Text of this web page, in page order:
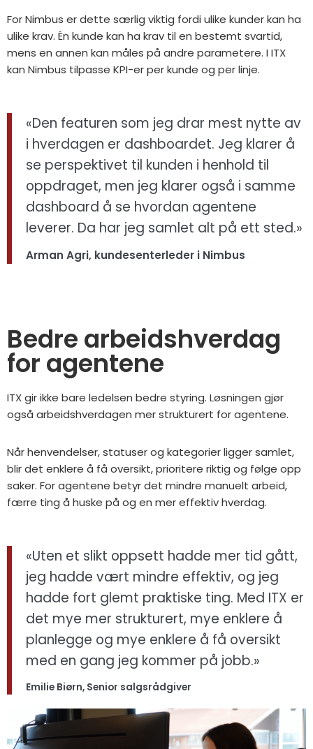
For Nimbus er dette særlig viktig fordi ulike kunder kan ha
ulike krav. Én kunde kan ha krav til en bestemt svartid,
mens en annen kan måles på andre parametere. I ITX
kan Nimbus tilpasse KPI-er per kunde og per linje.
«Den featuren som jeg drar mest nytte av
i hverdagen er dashboardet. Jeg klarer å
se perspektivet til kunden i henhold til
oppdraget, men jeg klarer også i samme
dashboard å se hvordan agentene
leverer. Da har jeg samlet alt på ett sted.»
Arman Agri, kundesenterleder i Nimbus
Bedre arbeidshverdag
for agentene
ITX gir ikke bare ledelsen bedre styring. Løsningen gjør
også arbeidshverdagen mer strukturert for agentene.
Når henvendelser, statuser og kategorier ligger samlet,
blir det enklere å få oversikt, prioritere riktig og følge opp
saker. For agentene betyr det mindre manuelt arbeid,
færre ting å huske på og en mer effektiv hverdag.
«Uten et slikt oppsett hadde mer tid gått,
jeg hadde vært mindre effektiv, og jeg
hadde fort glemt praktiske ting. Med ITX er
det mye mer strukturert, mye enklere å
planlegge og mye enklere å få oversikt
med en gang jeg kommer på jobb.»
Emilie Biørn, Senior salgsrådgiver